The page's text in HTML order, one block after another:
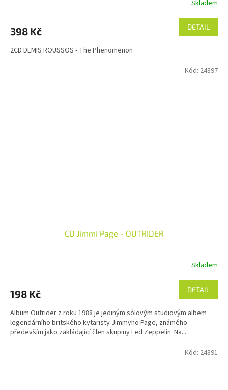
Skladem
398 Kč DETAIL
2CD DEMIS ROUSSOS - The Phenomenon
CD Jimmi Page - OUTRIDER
Skladem
198 Kč DETAIL
Album Outrider z roku 1988 je jediným sólovým studiovým albem
legendárního britského kytaristy Jimmyho Page, známého
především jako zakládající člen skupiny Led Zeppelin. Na...
Kód: 24397
Kód: 24391